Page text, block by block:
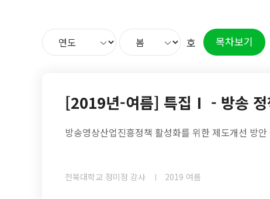
호 목차보기
[2019년-여름] 특집Ⅰ - 방송 정
방송영상산업진흥정책 활성화를 위한 제도개선 방
전북대학교 정미정 강사 2019 여름